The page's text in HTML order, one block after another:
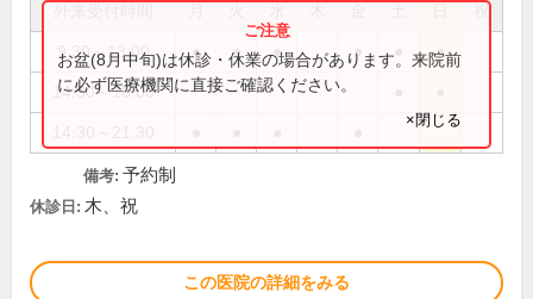
祝
9:30～13:00 ● ● ● ● ●
14:30～18:00
お盆(8月中旬)は休診・休業の場合があります。来院前
に必ず医療機関に直接ご確認ください。
×閉じる
備考: 予約制
休診日: 木、祝
この医院の詳細をみる